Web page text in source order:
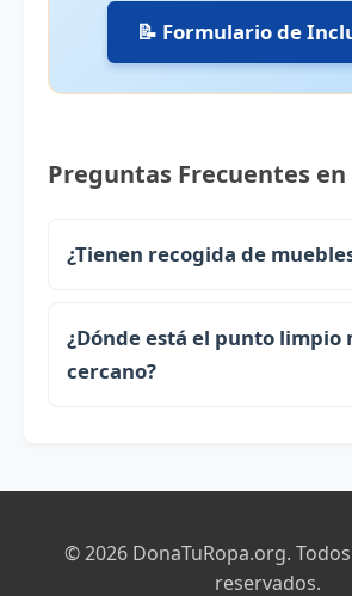
📝 Formulario de
Preguntas Frecuentes en
¿Tienen recogida de
¿Dónde está el punto limpio
cercano?
© 2026 DonaTuRopa.org.
reservados.